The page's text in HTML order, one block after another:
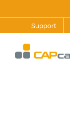
springen
Support